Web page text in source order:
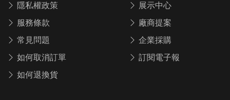
隱私權政策
服務條款
常見問題
如何取消訂單
如何退換貨
展示中心
廠商提案
企業採購
訂閱電子報